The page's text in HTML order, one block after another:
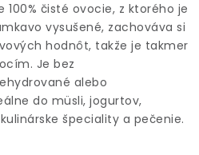
čisté ovocie, z ktorého je
vysušené, zachováva si
hodnôt, takže je takmer
Je bez
alebo
do müsli, jogurtov,
špeciality a pečenie.